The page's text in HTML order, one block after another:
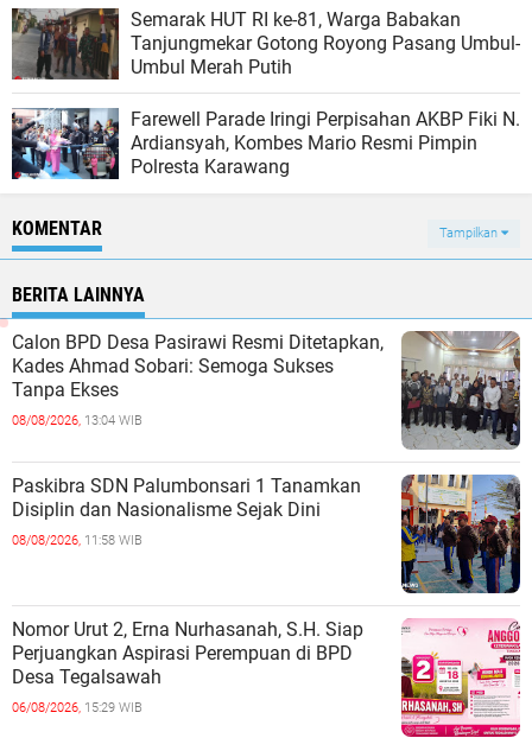
Semarak HUT RI ke-81, Warga Babakan
Tanjungmekar Gotong Royong Pasang Umbul-
Umbul Merah Putih
Farewell Parade Iringi Perpisahan AKBP Fiki N.
Ardiansyah, Kombes Mario Resmi Pimpin
Polresta Karawang
KOMENTAR Tampilkan
BERITA LAINNYA
Calon BPD Desa Pasirawi Resmi Ditetapkan,
Kades Ahmad Sobari: Semoga Sukses
Tanpa Ekses
08/08/2026, 13:04 WIB
Paskibra SDN Palumbonsari 1 Tanamkan
Disiplin dan Nasionalisme Sejak Dini
08/08/2026, 11:58 WIB
Nomor Urut 2, Erna Nurhasanah, S.H. Siap
Perjuangkan Aspirasi Perempuan di BPD
Desa Tegalsawah
06/08/2026, 15:29 WIB